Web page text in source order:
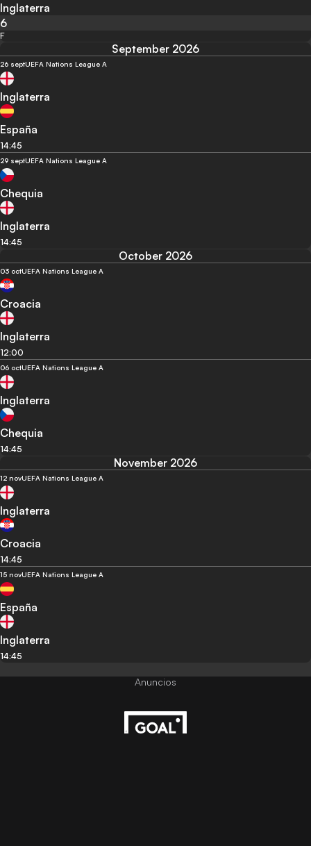
Inglaterra
6
F
September 2026
26 septUEFA Nations League A
Inglaterra
España
14:45
29 septUEFA Nations League A
Chequia
Inglaterra
14:45
October 2026
03 octUEFA Nations League A
Croacia
Inglaterra
12:00
06 octUEFA Nations League A
Inglaterra
Chequia
14:45
November 2026
12 novUEFA Nations League A
Inglaterra
Croacia
14:45
15 novUEFA Nations League A
España
Inglaterra
14:45